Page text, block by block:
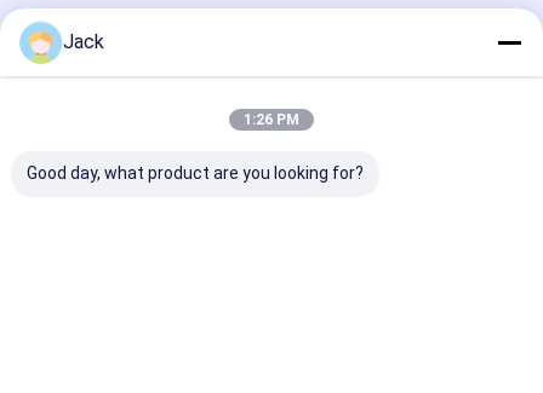
Rekomendasi Produk
Jack
1:26 PM
Good day, what product are you looking for?